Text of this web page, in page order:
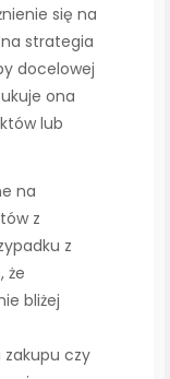
się na
strategia
docelowej
ona
lub
na
z
z
że
bliżej
czy